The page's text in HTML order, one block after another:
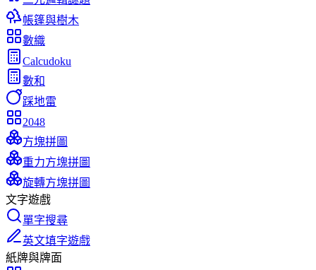
帳篷與樹木
數織
Calcudoku
數和
踩地雷
2048
方塊拼圖
重力方塊拼圖
旋轉方塊拼圖
文字遊戲
單字搜尋
英文填字遊戲
紙牌與牌面